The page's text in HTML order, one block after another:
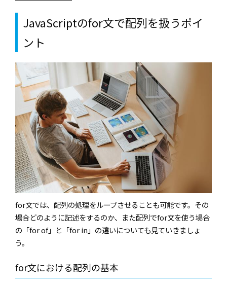
JavaScriptのfor文で配列を扱うポイ
ント
for文では、配列の処理をループさせることも可能です。その
場合どのように記述をするのか、また配列でfor文を使う場合
の「for of」と「for in」の違いについても見ていきましょ
う。
for文における配列の基本